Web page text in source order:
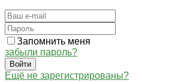
Запомнить меня
забыли пароль?
Войти
Ещё не зарегистрированы?